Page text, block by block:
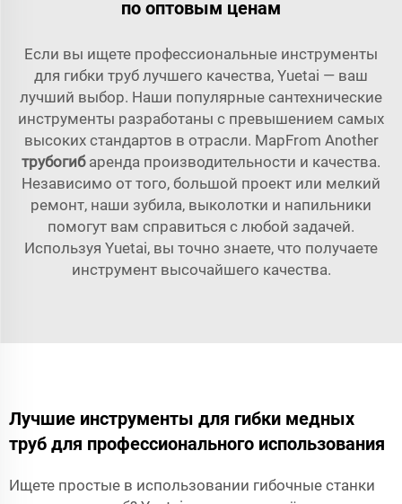
по оптовым ценам
Если вы ищете профессиональные инструменты
для гибки труб лучшего качества, Yuetai — ваш
лучший выбор. Наши популярные сантехнические
инструменты разработаны с превышением самых
высоких стандартов в отрасли. MapFrom Another
трубогиб аренда производительности и качества.
Независимо от того, большой проект или мелкий
ремонт, наши зубила, выколотки и напильники
помогут вам справиться с любой задачей.
Используя Yuetai, вы точно знаете, что получаете
инструмент высочайшего качества.
Лучшие инструменты для гибки медных
труб для профессионального использования
Ищете простые в использовании гибочные станки